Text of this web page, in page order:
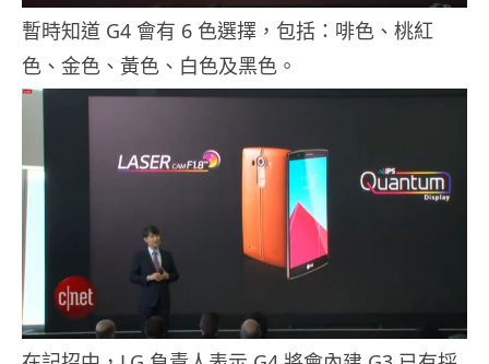
暫時知道 G4 會有 6 色選擇，包括：啡色、桃紅
色、金色、黃色、白色及黑色。